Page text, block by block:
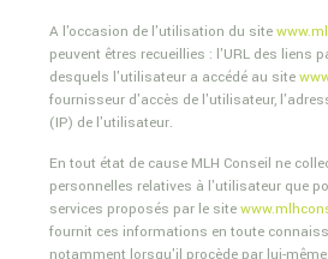
A l'occasion de l'utilisation du site
peuvent êtres recueillies : l'URL des liens
desquels l'utilisateur a accédé au site
fournisseur d'accès de l'utilisateur,
(IP) de l'utilisateur.
En tout état de cause MLH Conseil ne
personnelles relatives à l'utilisateur que
services proposés par le site
fournit ces informations en toute
notamment lorsqu'il procède par lui-